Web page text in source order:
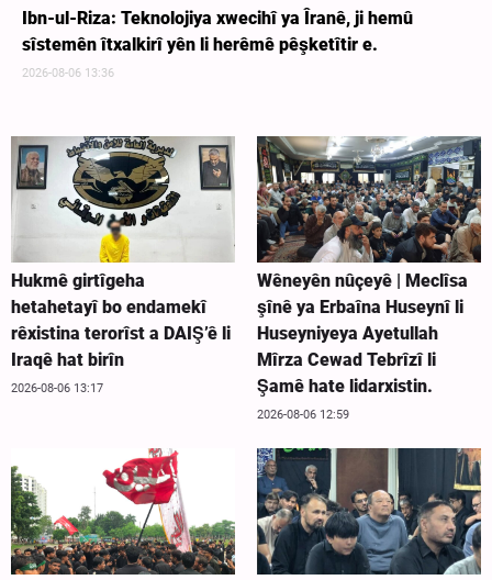
Ibn-ul-Riza: Teknolojiya xwecihî ya Îranê, ji hemû
sîstemên îtxalkirî yên li herêmê pêşketîtir e.
2026-08-06 13:36
Hukmê girtîgeha
hetahetayî bo endamekî
rêxistina terorîst a DAIŞ’ê li
Iraqê hat birîn
2026-08-06 13:17
Wêneyên nûçeyê | Meclîsa
şînê ya Erbaîna Huseynî li
Huseyniyeya Ayetullah
Mîrza Cewad Tebrîzî li
Şamê hate lidarxistin.
2026-08-06 12:59